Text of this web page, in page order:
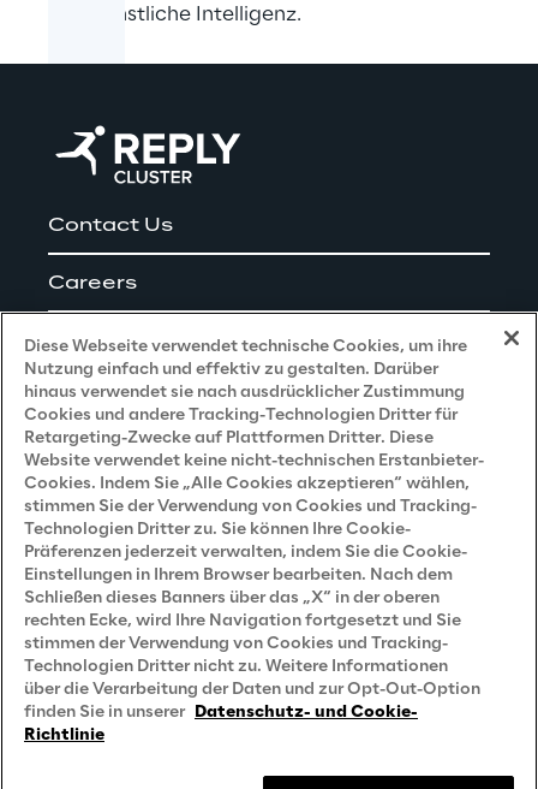
und Künstliche Intelligenz.
Contact Us
Careers
Impressum
Privacy and Legal
Datenschutz- und Cookie Richtlinie
Datenschutzhinweis(Bewerber)
Datenschutzhinweis (Kunden)
Datenschutzhinweis(Dienstleister)
Datenschutzhinweis(Marketing)
Grundsatzerklärung - LKSG (Deutschland)
Diese Webseite verwendet technische Cookies, um ihre
Nutzung einfach und effektiv zu gestalten. Darüber
hinaus verwendet sie nach ausdrücklicher Zustimmung
Cookies und andere Tracking-Technologien Dritter für
Retargeting-Zwecke auf Plattformen Dritter. Diese
Website verwendet keine nicht-technischen Erstanbieter-
Cookies. Indem Sie „Alle Cookies akzeptieren“ wählen,
stimmen Sie der Verwendung von Cookies und Tracking-
Technologien Dritter zu. Sie können Ihre Cookie-
Präferenzen jederzeit verwalten, indem Sie die Cookie-
Einstellungen in Ihrem Browser bearbeiten. Nach dem
Schließen dieses Banners über das „X“ in der oberen
rechten Ecke, wird Ihre Navigation fortgesetzt und Sie
stimmen der Verwendung von Cookies und Tracking-
Technologien Dritter nicht zu. Weitere Informationen
über die Verarbeitung der Daten und zur Opt-Out-Option
finden Sie in unserer Datenschutz- und Cookie-
Richtlinie